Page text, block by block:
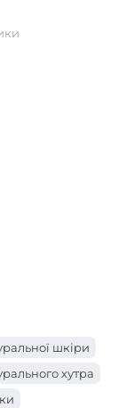
шкіри
хутра